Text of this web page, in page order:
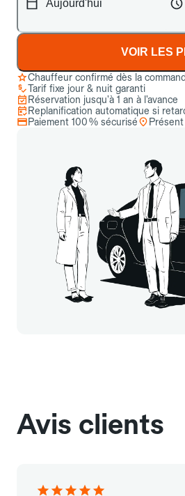
VOIR LES
Chauffeur confirmé dès la
Tarif fixe jour & nuit garanti
Réservation jusqu’à 1 an à l’avance
Replanification automatique si
Paiement 100 % sécurisé
Avis clients